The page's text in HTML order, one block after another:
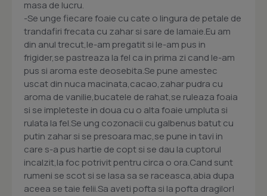
masa de lucru.
-Se unge fiecare foaie cu cate o lingura de petale de
trandafiri frecata cu zahar si sare de lamaie.Eu am
din anul trecut,le-am pregatit si le-am pus in
frigider,se pastreaza la fel ca in prima zi cand le-am
pus si aroma este deosebita.Se pune amestec
uscat din nuca macinata,cacao,zahar pudra cu
aroma de vanilie,bucatele de rahat,se ruleaza foaia
si se impleteste in doua cu o alta foaie umpluta si
rulata la fel.Se ung cozonacii cu galbenus batut cu
putin zahar si se presoara mac,se pune in tavi in
care s-a pus hartie de copt si se dau la cuptorul
incalzit,la foc potrivit pentru circa o ora.Cand sunt
rumeni se scot si se lasa sa se raceasca,abia dupa
aceea se taie felii.Sa aveti pofta si la pofta dragilor!